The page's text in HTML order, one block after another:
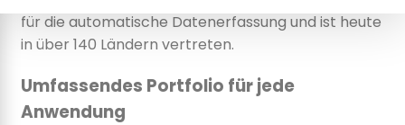
für die automatische Datenerfassung und ist heute
in über 140 Ländern vertreten.
Umfassendes Portfolio für jede
Anwendung